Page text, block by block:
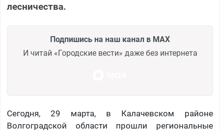
лесничества.
Подпишись на наш канал в MAX
И читай «Городские вести» даже без интернета
Сегодня, 29 марта, в Калачевском районе
Волгоградской области прошли региональные